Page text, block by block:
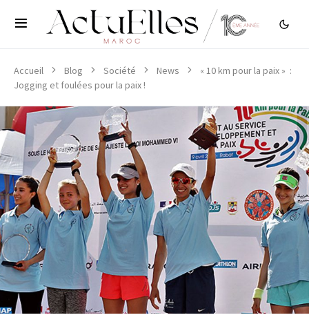
Accueil Blog Société News
« 10 km pour la paix » :
Jogging et foulées pour la paix !